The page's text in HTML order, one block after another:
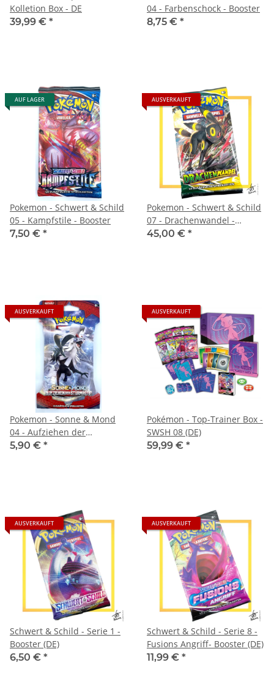
Kolletion Box - DE
39,99 € *
04 - Farbenschock - Booster
8,75 € *
AUF LAGER
Pokemon - Schwert & Schild
05 - Kampfstile - Booster
7,50 € *
AUSVERKAUFT
Pokemon - Schwert & Schild
07 - Drachenwandel -
Booster
45,00 € *
AUSVERKAUFT
Pokemon - Sonne & Mond
04 - Aufziehen der
Sturmröte - Sleeved Booster
5,90 € *
AUSVERKAUFT
Pokémon - Top-Trainer Box -
SWSH 08 (DE)
59,99 € *
AUSVERKAUFT
Schwert & Schild - Serie 1 -
Booster (DE)
6,50 € *
AUSVERKAUFT
Schwert & Schild - Serie 8 -
Fusions Angriff- Booster (DE)
11,99 € *